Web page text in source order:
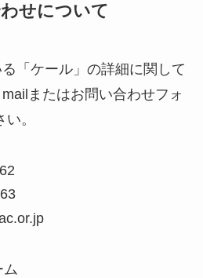
せについて
「ケール」の詳細に関して
またはお問い合わせフォ
。
ム